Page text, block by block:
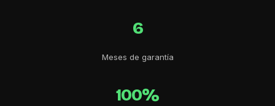
6
Meses de garantía
100%